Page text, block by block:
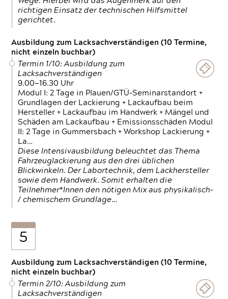
richtigen Einsatz der technischen Hilfsmittel
gerichtet.
Ausbildung zum Lacksachverständigen (10 Termine,
nicht einzeln buchbar)
Termin 1/10: Ausbildung zum
Lacksachverständigen
9.00—16.30 Uhr
Modul I: 2 Tage in Plauen/GTÜ-Seminarstandort +
Grundlagen der Lackierung + Lackaufbau beim
Hersteller + Lackaufbau im Handwerk + Mängel und
Schäden am Lackaufbau + Emissionsschäden Modul
II: 2 Tage in Gummersbach + Workshop Lackierung +
La…
Diese Intensivausbildung beleuchtet das Thema
Fahrzeuglackierung aus den drei üblichen
Blickwinkeln. Der Labortechnik, dem Lackhersteller
sowie dem Handwerk. Somit erhalten die
Teilnehmer*Innen den nötigen Mix aus physikalisch-
/ chemischem Grundlage…
5
Ausbildung zum Lacksachverständigen (10 Termine,
nicht einzeln buchbar)
Termin 2/10: Ausbildung zum
Lacksachverständigen